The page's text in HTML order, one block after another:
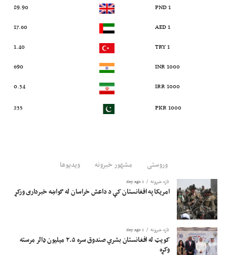
1 PND
89.90
1 AED
17.60
1 TRY
1.40
1000 INR
690
1000 IRR
0.34
1000 PKR
235
وروستی مشهور خبرونه ویدیوها
تازه خبرونه 1 day ago
امریکا په افغانستان کې د داعش خراسان له ګواښه خبرداری ورکړ
تازه خبرونه 1 day ago
کویټ له افغانستان بشري صندوق سره ۲.۵ میلیون ډالر مرسته
وکړه